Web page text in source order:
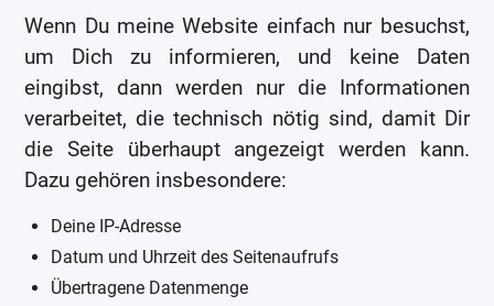
Wenn Du meine Website einfach nur besuchst,
um Dich zu informieren, und keine Daten
eingibst, dann werden nur die Informationen
verarbeitet, die technisch nötig sind, damit Dir
die Seite überhaupt angezeigt werden kann.
Dazu gehören insbesondere:
Deine IP-Adresse
Datum und Uhrzeit des Seitenaufrufs
Übertragene Datenmenge